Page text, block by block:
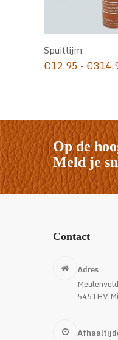
Spuitlijm
€12,95 -€
Op de
Meld je
Contact
Adres
5451HV